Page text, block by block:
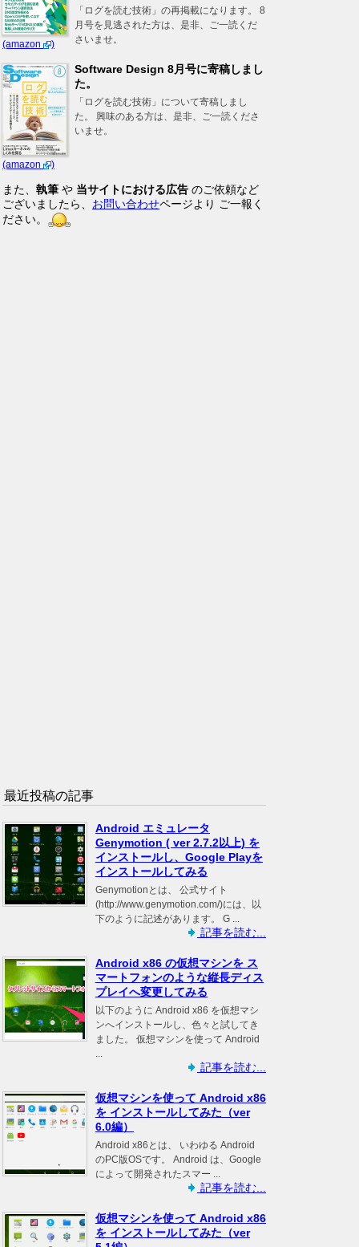
(amazon )
「ログを読む技術」の再掲載になります。 8
月号を見逃された方は、是非、ご一読くだ
さいませ。
(amazon )
Software Design 8月号に寄稿しまし
た。
「ログを読む技術」について寄稿しまし
た。 興味のある方は、是非、ご一読くださ
いませ。
また、 執筆 や 当サイトにおける広告 のご依頼など
ございましたら、 お問い合わせページより ご一報く
ださい。
最近投稿の記事
Android エミュレータ
Genymotion ( ver 2.7.2以上) を
インストールし、Google Playを
インストールしてみる
Genymotionとは、 公式サイト
(http://www.genymotion.com/)には、以
下のように記述があります。 G ...
記事を読む...
Android x86 の仮想マシンを ス
マートフォンのような縦長ディス
プレイへ変更してみる
以下のように Android x86 を仮想マシ
ンへインストールし、色々と試してき
ました。 仮想マシンを使って Android
...
記事を読む...
仮想マシンを使って Android x86
を インストールしてみた（ver
6.0編）
Android x86とは、 いわゆる Android
のPC版OSです。 Android は、Google
によって開発されたスマー ...
記事を読む...
仮想マシンを使って Android x86
を インストールしてみた（ver